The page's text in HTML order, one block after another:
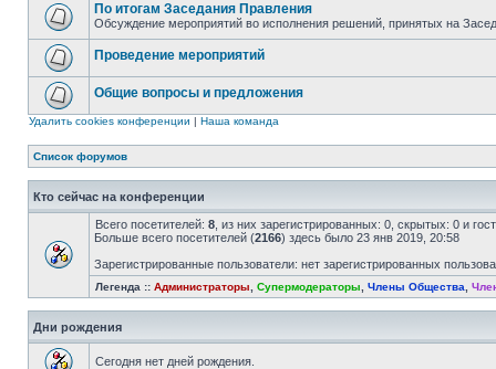
По итогам Заседания Правления
Обсуждение мероприятий во исполнения решений, принятых на
Проведение мероприятий
Общие вопросы и предложения
Удалить cookies конференции | Наша команда
Список форумов
Кто сейчас на конференции
Всего посетителей: 8 , из них зарегистрированных: 0, скрытых: 0 и
Больше всего посетителей (2166) здесь было 23 янв 2019, 20:58
Зарегистрированные пользователи: нет зарегистрированных
Легенда :: Администраторы Супермодераторы Члены Общества
Дни рождения
Сегодня нет дней рождения.